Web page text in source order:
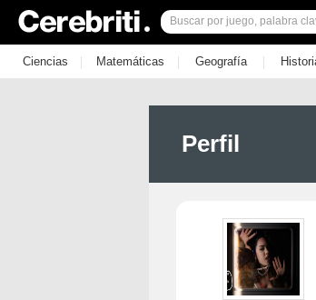
Ciencias | Matemáticas | Geografía |
Perfil